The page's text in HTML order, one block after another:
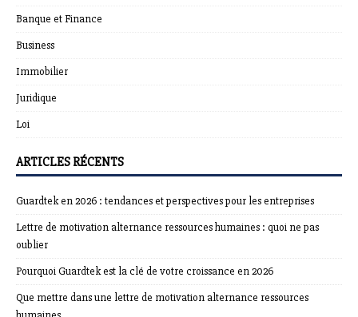
Banque et Finance
Business
Immobilier
Juridique
Loi
ARTICLES RÉCENTS
Guardtek en 2026 : tendances et perspectives pour les entreprises
Lettre de motivation alternance ressources humaines : quoi ne pas
oublier
Pourquoi Guardtek est la clé de votre croissance en 2026
Que mettre dans une lettre de motivation alternance ressources